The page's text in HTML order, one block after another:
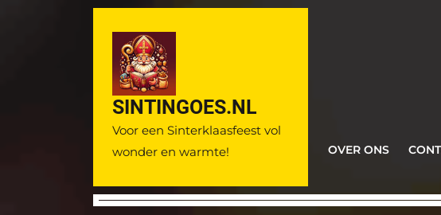
SINTINGOES.NL
Voor een Sinterklaasfeest vol
wonder en warmte!
OVER ONS